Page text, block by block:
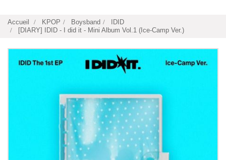
Accueil KPOP Boysband
IDID
[DIARY] IDID - I did it - Mini Album Vol.1 (Ice-Camp Ver.)